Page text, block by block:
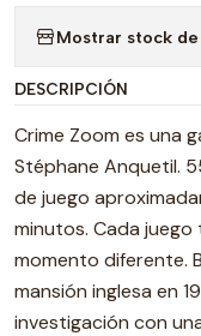
Mostrar stock
DESCRIPCIÓN
Crime Zoom es una
Stéphane Anquetil.
de juego
minutos. Cada
momento diferente.
mansión inglesa en
investigación con